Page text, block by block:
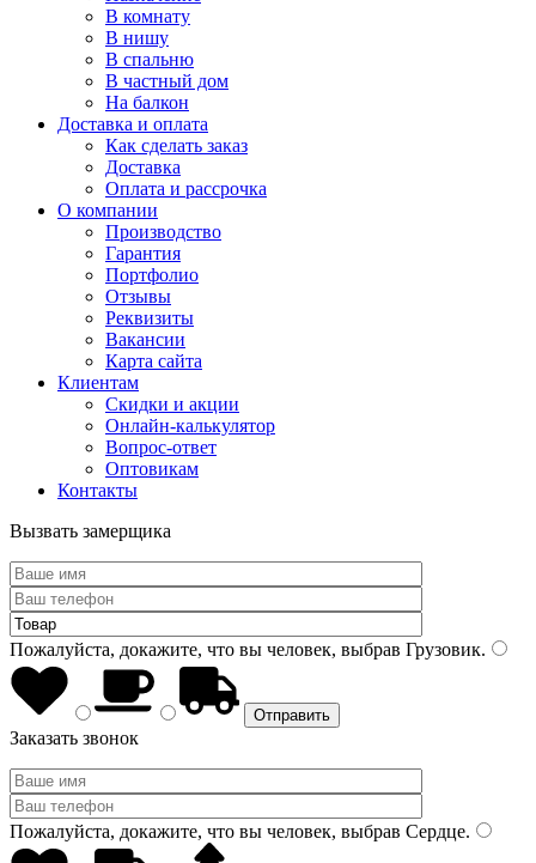
В комнату
В нишу
В спальню
В частный дом
На балкон
Доставка и оплата
Как сделать заказ
Доставка
Оплата и рассрочка
О компании
Производство
Гарантия
Портфолио
Отзывы
Реквизиты
Вакансии
Карта сайта
Клиентам
Скидки и акции
Онлайн-калькулятор
Вопрос-ответ
Оптовикам
Контакты
Вызвать замерщика
Пожалуйста, докажите, что вы человек, выбрав Грузовик.
Заказать звонок
Пожалуйста, докажите, что вы человек, выбрав Сердце.